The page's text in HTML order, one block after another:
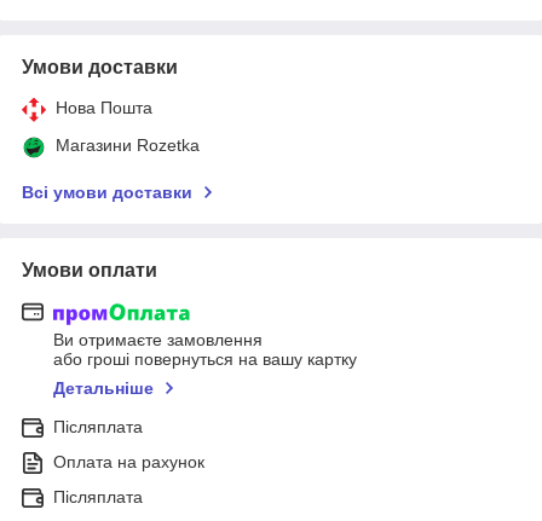
Умови доставки
Нова Пошта
Магазини Rozetka
Всі умови доставки
Умови оплати
Ви отримаєте замовлення
або гроші повернуться на вашу картку
Детальніше
Післяплата
Оплата на рахунок
Післяплата